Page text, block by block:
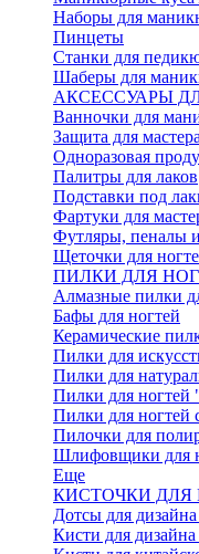
Наборы для
Пинцеты
Станки для
Шаберы для
АКСЕССУАРЫ
Ванночки для
Защита для мастера
Одноразовая
Палитры для лаков
Подставки под
Фартуки для
Футляры, пеналы
Щеточки для
ПИЛКИ ДЛЯ
Алмазные пилки
Бафы для ногтей
Керамические
Пилки для
Пилки для
Пилки для ногтей
Пилки для ногтей
Пилочки для
Шлифовщики для
Еще
КИСТОЧКИ
Дотсы для дизайна
Кисти для дизайна